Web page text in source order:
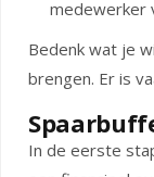
medewerker
Bedenk wat je
brengen. Er is
In de eerste